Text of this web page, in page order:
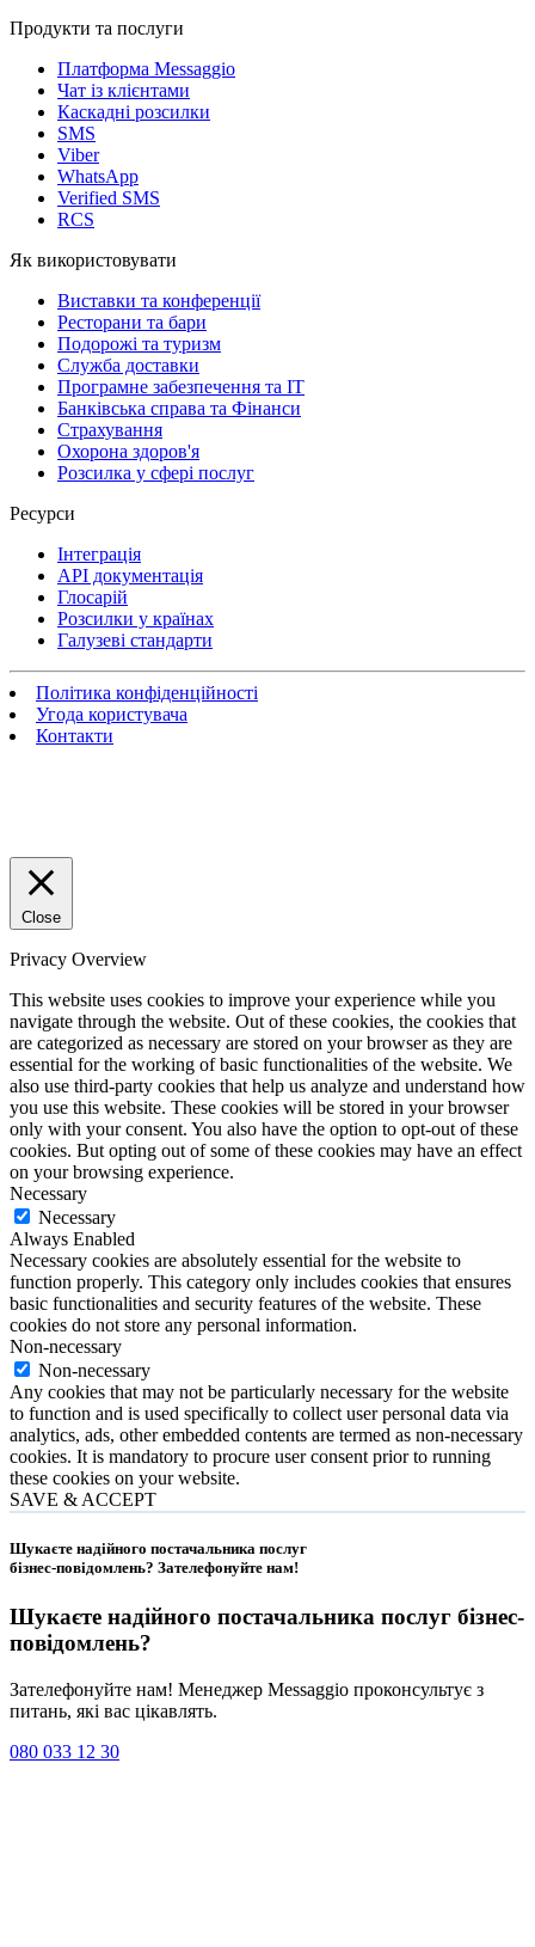
Продукти та послуги
Платформа Messaggio
Чат із клієнтами
Каскадні розсилки
SMS
Viber
WhatsApp
Verified SMS
RCS
Як використовувати
Виставки та конференції
Ресторани та бари
Подорожі та туризм
Служба доставки
Програмне забезпечення та IT
Банківська справа та Фінанси
Страхування
Охорона здоров'я
Розсилка у сфері послуг
Ресурси
Інтеграція
API документація
Глосарій
Розсилки у країнах
Галузеві стандарти
Політика конфіденційності
Угода користувача
Контакти
Close
Privacy Overview
This website uses cookies to improve your experience while you
navigate through the website. Out of these cookies, the cookies that
are categorized as necessary are stored on your browser as they are
essential for the working of basic functionalities of the website. We
also use third-party cookies that help us analyze and understand how
you use this website. These cookies will be stored in your browser
only with your consent. You also have the option to opt-out of these
cookies. But opting out of some of these cookies may have an effect
on your browsing experience.
Necessary
Necessary
Always Enabled
Necessary cookies are absolutely essential for the website to
function properly. This category only includes cookies that ensures
basic functionalities and security features of the website. These
cookies do not store any personal information.
Non-necessary
Non-necessary
Any cookies that may not be particularly necessary for the website
to function and is used specifically to collect user personal data via
analytics, ads, other embedded contents are termed as non-necessary
cookies. It is mandatory to procure user consent prior to running
these cookies on your website.
SAVE & ACCEPT
Шукаєте надійного постачальника послуг
бізнес-повідомлень? Зателефонуйте нам!
Шукаєте надійного постачальника послуг бізнес-
повідомлень?
Зателефонуйте нам! Менеджер Messaggio проконсультує з
питань, які вас цікавлять.
080 033 12 30